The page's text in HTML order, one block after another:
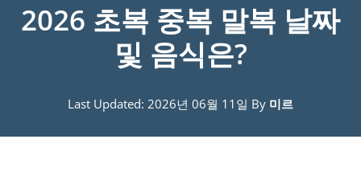
2026 초복 중복 말복 날짜
및 음식은?
Last Updated: 2026년 06월 11일 By 미르